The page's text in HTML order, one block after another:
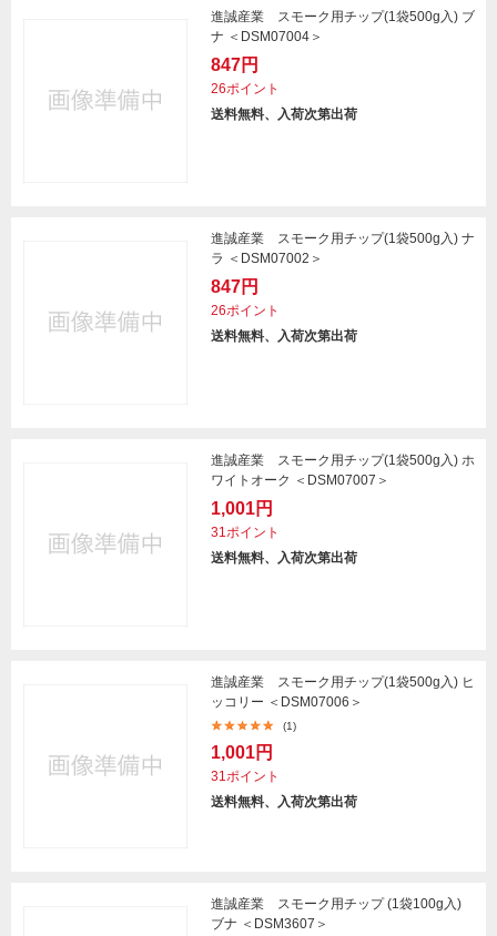
進誠産業 スモーク用チップ(1袋500g入) ブ
ナ ＜DSM07004＞
847円
26ポイント
送料無料、入荷次第出荷
進誠産業 スモーク用チップ(1袋500g入) ナ
ラ ＜DSM07002＞
847円
26ポイント
送料無料、入荷次第出荷
進誠産業 スモーク用チップ(1袋500g入) ホ
ワイトオーク ＜DSM07007＞
1,001円
31ポイント
送料無料、入荷次第出荷
進誠産業 スモーク用チップ(1袋500g入) ヒ
ッコリー ＜DSM07006＞
(1)
1,001円
31ポイント
送料無料、入荷次第出荷
進誠産業 スモーク用チップ (1袋100g入)
ブナ ＜DSM3607＞